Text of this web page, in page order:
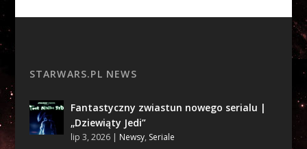
STARWARS.PL NEWS
Fantastyczny zwiastun nowego serialu |
„Dziewiąty Jedi”
lip 3, 2026| Newsy, Seriale